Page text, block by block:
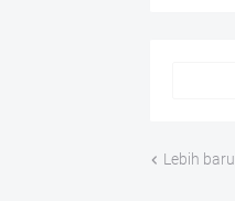
Lebih baru